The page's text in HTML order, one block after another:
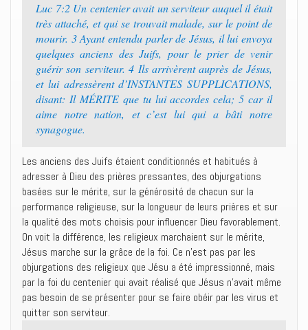
Luc 7:2 Un centenier avait un serviteur auquel il était
très attaché, et qui se trouvait malade, sur le point de
mourir. 3 Ayant entendu parler de Jésus, il lui envoya
quelques anciens des Juifs, pour le prier de venir
guérir son serviteur. 4 Ils arrivèrent auprès de Jésus,
et lui adressèrent d’INSTANTES SUPPLICATIONS,
disant: Il MÉRITE que tu lui accordes cela; 5 car il
aime notre nation, et c’est lui qui a bâti notre
synagogue.
Les anciens des Juifs étaient conditionnés et habitués à
adresser à Dieu des prières pressantes, des objurgations
basées sur le mérite, sur la générosité de chacun sur la
performance religieuse, sur la longueur de leurs prières et sur
la qualité des mots choisis pour influencer Dieu favorablement.
On voit la différence, les religieux marchaient sur le mérite,
Jésus marche sur la grâce de la foi. Ce n’est pas par les
objurgations des religieux que Jésu a été impressionné, mais
par la foi du centenier qui avait réalisé que Jésus n’avait même
pas besoin de se présenter pour se faire obéir par les virus et
quitter son serviteur.